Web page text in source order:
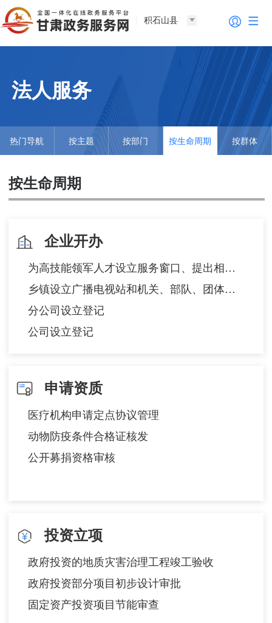
积石山县
法人服务
热门导航 按主题 按部门 按生命周期 按群体
按生命周期
企业开办
为高技能领军人才设立服务窗口、提出相关服务申请
乡镇设立广播电视站和机关、部队、团体、企业事业单位设立有线广播电视站审批
分公司设立登记
公司设立登记
申请资质
医疗机构申请定点协议管理
动物防疫条件合格证核发
公开募捐资格审核
投资立项
政府投资的地质灾害治理工程竣工验收
政府投资部分项目初步设计审批
固定资产投资项目节能审查